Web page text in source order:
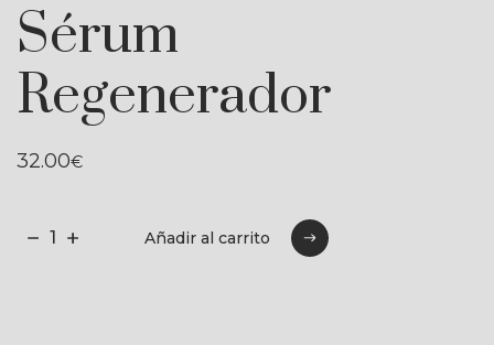
Sérum
Regenerador
32.00€
Añadir al carrito